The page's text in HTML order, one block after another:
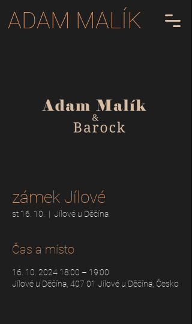
ADAM MALÍK
zámek Jílové
st 16. 10.
  |
Jílové u Děčína
Čas a místo
16. 10. 2024 18:00 – 19:00
Jílové u Děčína, 407 01 Jílové u Děčína, Česko